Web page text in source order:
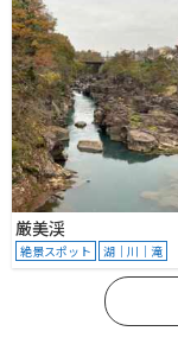
厳美渓
絶景スポット 湖｜川｜滝